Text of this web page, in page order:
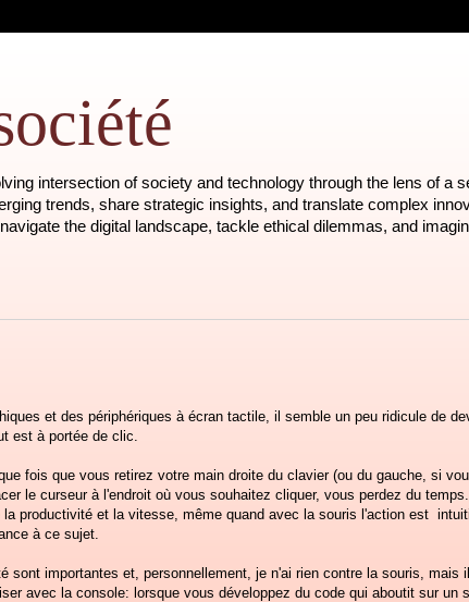
intersection of society and technology through the lens of a
trends, share strategic insights, and translate complex
the digital landscape, tackle ethical dilemmas, and
et des périphériques à écran tactile, il semble un peu ridicule de
est à portée de clic.
fois que vous retirez votre main droite du clavier (ou du gauche, si
le curseur à l'endroit où vous souhaitez cliquer, vous perdez du
la productivité et la vitesse, même quand avec la souris l'action est
à ce sujet.
sont importantes et, personnellement, je n'ai rien contre la souris, mais
avec la console: lorsque vous développez du code qui aboutit sur un